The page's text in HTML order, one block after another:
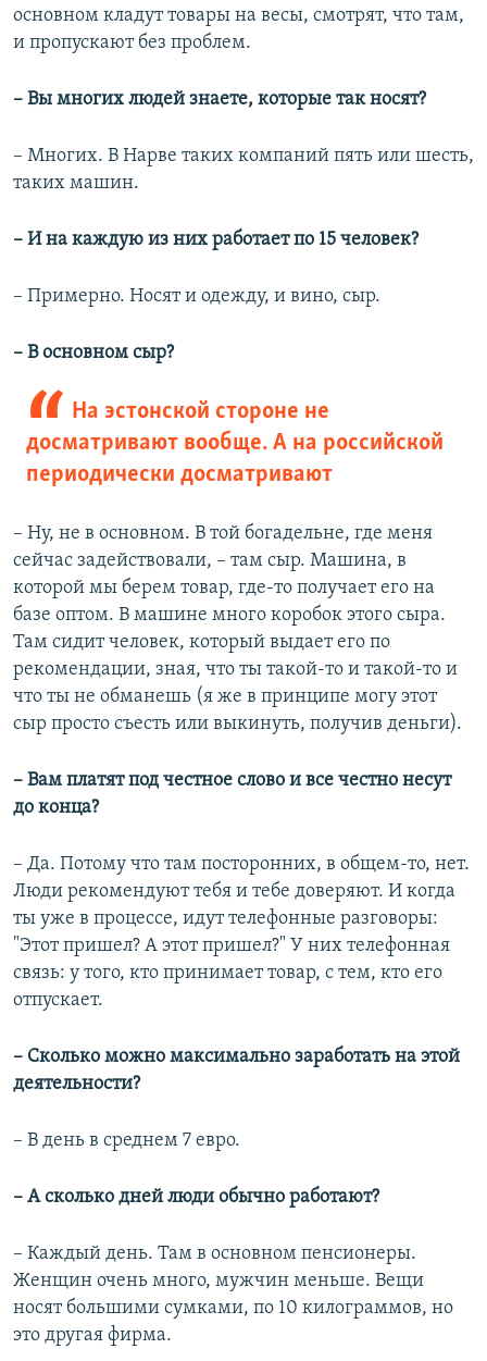
основном кладут товары на весы, смотрят, что там,
и пропускают без проблем.
– Вы многих людей знаете, которые так носят?
– Многих. В Нарве таких компаний пять или шесть,
таких машин.
– И на каждую из них работает по 15 человек?
– Примерно. Носят и одежду, и вино, сыр.
– В основном сыр?
На эстонской стороне не
досматривают вообще. А на российской
периодически досматривают
– Ну, не в основном. В той богадельне, где меня
сейчас задействовали, – там сыр. Машина, в
которой мы берем товар, где-то получает его на
базе оптом. В машине много коробок этого сыра.
Там сидит человек, который выдает его по
рекомендации, зная, что ты такой-то и такой-то и
что ты не обманешь (я же в принципе могу этот
сыр просто съесть или выкинуть, получив деньги).
– Вам платят под честное слово и все честно несут
до конца?
– Да. Потому что там посторонних, в общем-то, нет.
Люди рекомендуют тебя и тебе доверяют. И когда
ты уже в процессе, идут телефонные разговоры:
"Этот пришел? А этот пришел?" У них телефонная
связь: у того, кто принимает товар, с тем, кто его
отпускает.
– Сколько можно максимально заработать на этой
деятельности?
– В день в среднем 7 евро.
– А сколько дней люди обычно работают?
– Каждый день. Там в основном пенсионеры.
Женщин очень много, мужчин меньше. Вещи
носят большими сумками, по 10 килограммов, но
это другая фирма.